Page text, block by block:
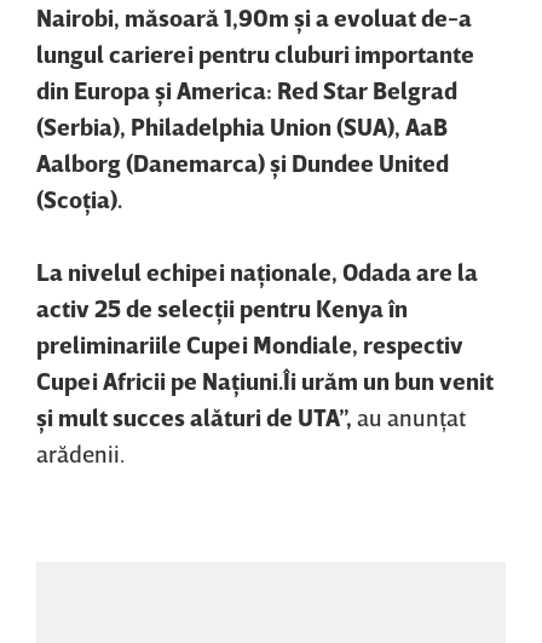
Nairobi, măsoară 1,90m şi a evoluat de-a
lungul carierei pentru cluburi importante
din Europa şi America: Red Star Belgrad
(Serbia), Philadelphia Union (SUA), AaB
Aalborg (Danemarca) şi Dundee United
(Scoţia).
La nivelul echipei naţionale, Odada are la
activ 25 de selecţii pentru Kenya în
preliminariile Cupei Mondiale, respectiv
Cupei Africii pe Naţiuni.Îi urăm un bun venit
şi mult succes alături de UTA”, au anunţat
arădenii.